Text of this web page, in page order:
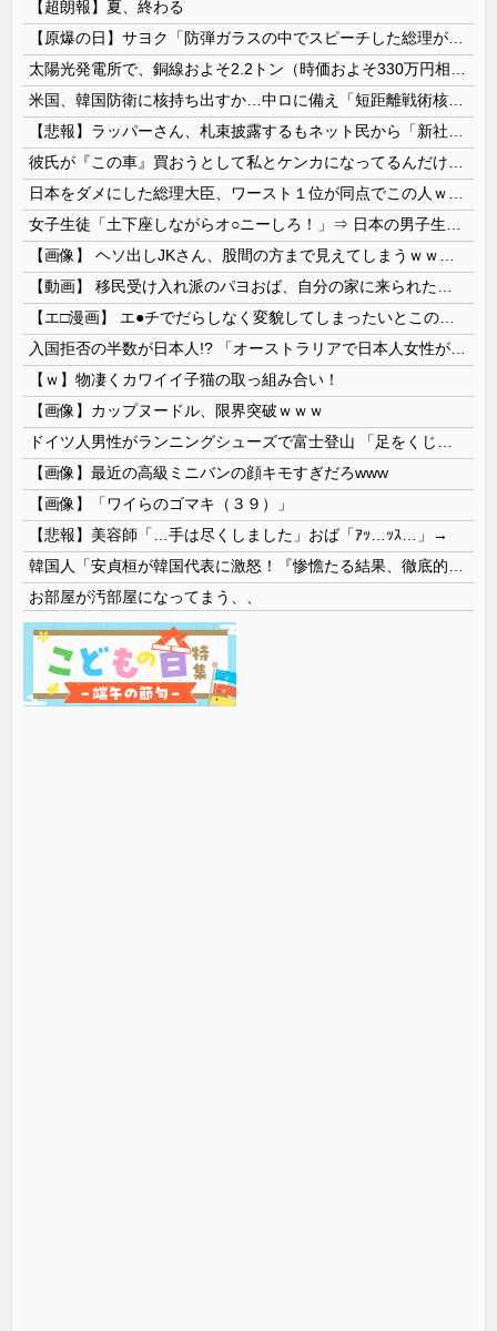
【超朗報】夏、終わる
【ｗ】物凄くカワイイ子猫の取っ組み合い！
【画像】カップヌードル、限界突破ｗｗｗ
【画像】最近の高級ミニバンの顔キモすぎだろwww
【画像】「ワイらのゴマキ（３９）」
【悲報】美容師「…手は尽くしました」おば「ｱｯ…ｯｽ…」→
お部屋が汚部屋になってまう、、